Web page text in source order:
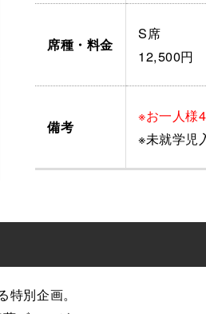
席種・料金
S席
12,500
備考
※お一人様4
※未就学児
別企画。